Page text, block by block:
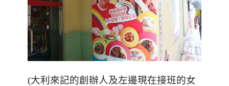
(大利來記的創辦人及左邊現在接班的女